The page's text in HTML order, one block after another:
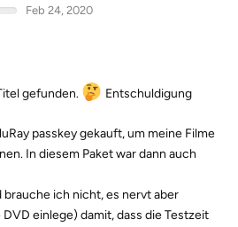
Feb 24, 2020
gefunden. Entschuldigung
passkey gekauft, um meine Filme
In diesem Paket war dann auch
ich nicht, es nervt aber
einlege) damit, dass die Testzeit